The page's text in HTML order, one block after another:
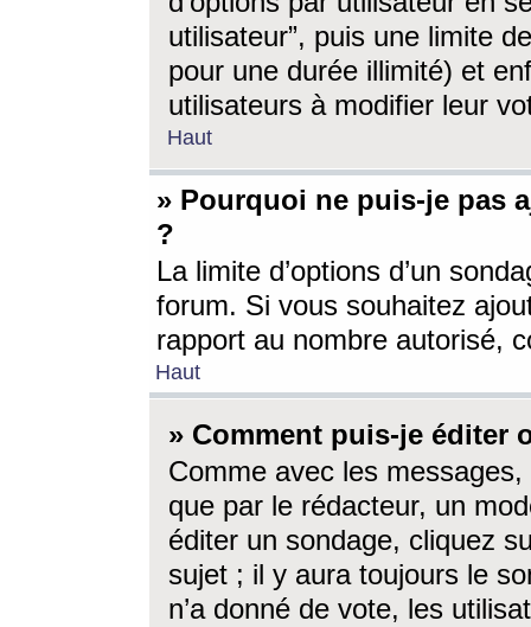
utilisateur”, puis une limite
pour une durée illimité) et
utilisateurs à modifier leur
Haut
» Pourquoi ne puis-je pas
?
La limite d’options d’un
forum. Si vous souhaitez
rapport au nombre autorisé,
Haut
» Comment puis-je éditer
Comme avec les
que par le rédacteur, un
éditer un sondage, cliquez
sujet ; il y aura toujours le
n’a donné de vote, les